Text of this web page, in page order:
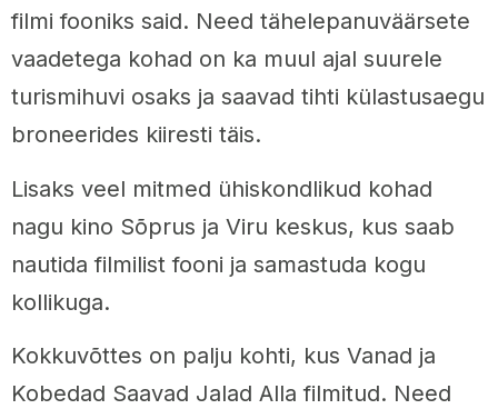
filmi fooniks said. Need tähelepanuväärsete
vaadetega kohad on ka muul ajal suurele
turismihuvi osaks ja saavad tihti külastusaegu
broneerides kiiresti täis.
Lisaks veel mitmed ühiskondlikud kohad
nagu kino Sõprus ja Viru keskus, kus saab
nautida filmilist fooni ja samastuda kogu
kollikuga.
Kokkuvõttes on palju kohti, kus Vanad ja
Kobedad Saavad Jalad Alla filmitud. Need